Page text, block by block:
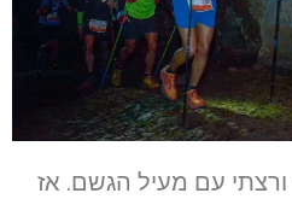
עם מעיל הגשם. אז